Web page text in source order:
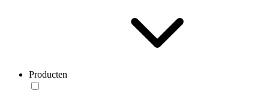
Producten